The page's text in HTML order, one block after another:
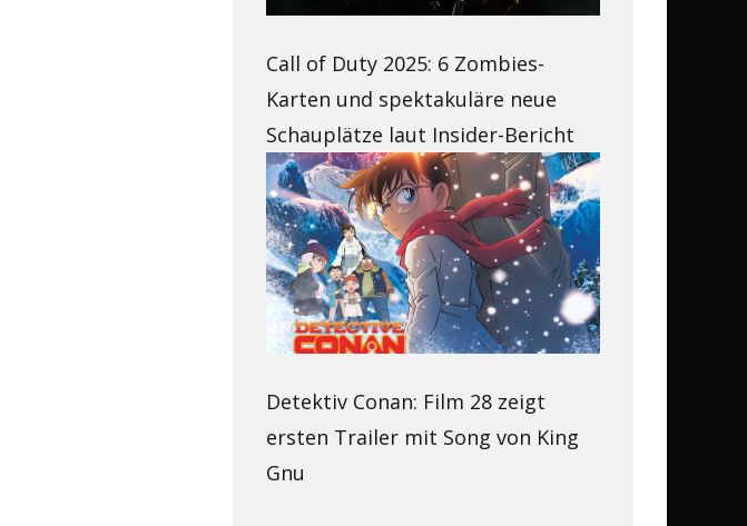
Call of Duty 2025: 6 Zombies-
Karten und spektakuläre neue
Schauplätze laut Insider-Bericht
Detektiv Conan: Film 28 zeigt
ersten Trailer mit Song von King
Gnu